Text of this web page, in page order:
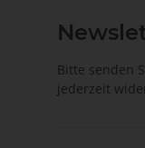
Bitte senden
jederzeit